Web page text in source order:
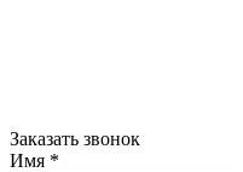
Заказать звонок
Имя *